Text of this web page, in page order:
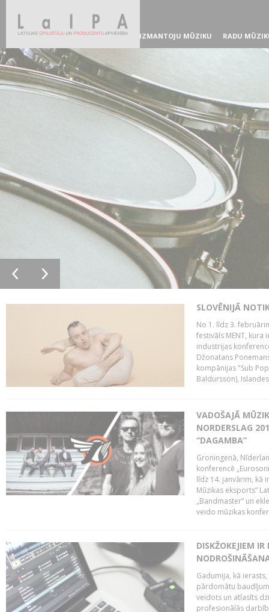
IZMANTOJU MŪZIKU RADU
SLOVĒNIJĀ
No 1. līdz 3.
festivāls MENT, kura
industrijas
Džonatans
kompānijas "Sub
Baldursson),
VADOŠAJĀ
NORDERSLAG
“DAGAMBA”
Groningenā,
konferencē
līdz 14. janvārim, kā
Mūzikas eksports”
„Bandmaster” un
veido mūzikas
DISKŽOKEJIEM
Gadumija, kā
pārdomātu
veidots un atlasīts
profesionālās